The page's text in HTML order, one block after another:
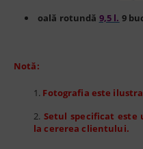
oală rotundă 9,5 l. 9
Notă:
Fotografia este
Setul specificat
la cererea clientului.